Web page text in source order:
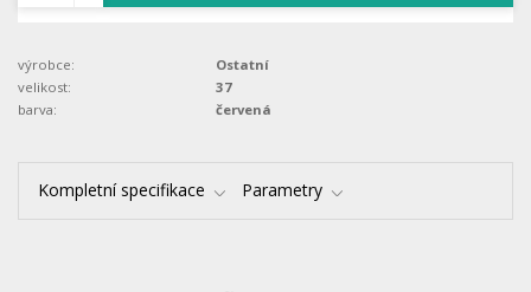
výrobce:
Ostatní
velikost:
37
barva:
červená
Kompletní specifikace Parametry